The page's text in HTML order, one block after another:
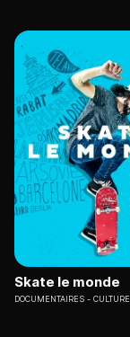
Skate le monde
DOCUMENTAIRES